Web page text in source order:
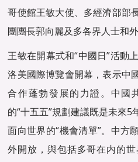
哥使館王敏大使、多經濟部部
團團長郭向麗及多各界人士和
王敏在開幕式和“中國日”活動
洛美國際博覽會開幕，表示中
合作蓬勃發展的力證。中國
的“十五五”規劃建議既是未來
面向世界的“機會清單”。中方
外開放，與包括多哥在内的